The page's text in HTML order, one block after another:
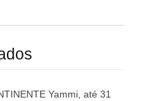
Yammi, até 31